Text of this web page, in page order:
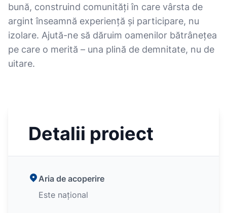
bună, construind comunități în care vârsta de
argint înseamnă experiență și participare, nu
izolare. Ajută-ne să dăruim oamenilor bătrânețea
pe care o merită – una plină de demnitate, nu de
uitare.
Detalii proiect
Aria de acoperire
Este național